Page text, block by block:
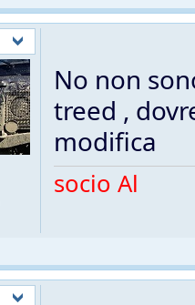
No non
treed ,
modifica
socio Al